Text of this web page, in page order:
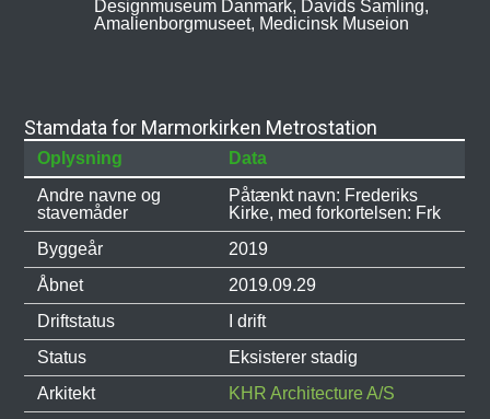
Designmuseum Danmark, Davids Samling,
Amalienborgmuseet, Medicinsk Museion
Stamdata for Marmorkirken Metrostation
Oplysning
Data
Andre navne og
stavemåder
Påtænkt navn: Frederiks
Kirke, med forkortelsen: Frk
Byggeår
2019
Åbnet
2019.09.29
Driftstatus
I drift
Status
Eksisterer stadig
Arkitekt
KHR Architecture A/S